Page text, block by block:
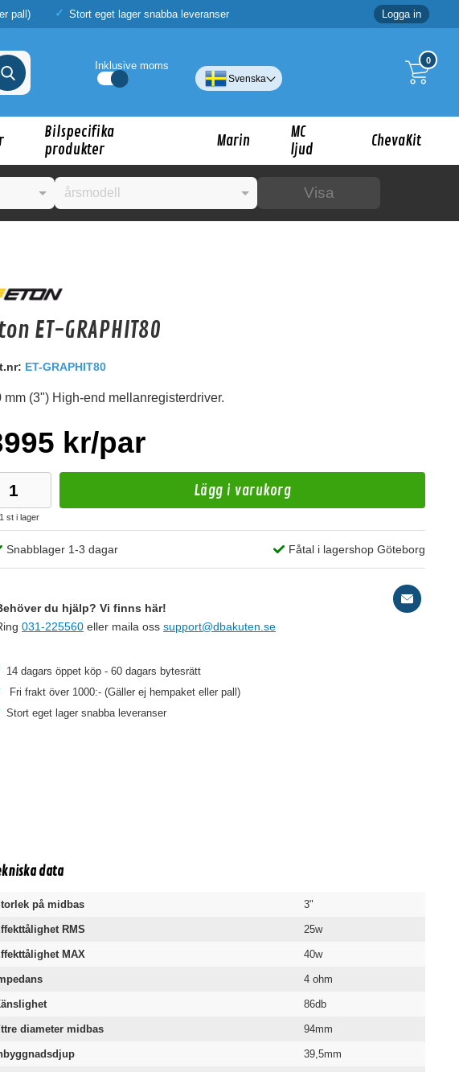
pall) Stort eget lager snabba leveranser Logga in
0
Inklusive moms
Svenska
Bilspecifika
produkter
Marin
MC
ljud
ChevaKit
Visa
dig?
ET-GRAPHIT80
ET-GRAPHIT80
mm (3") High-end mellanregisterdriver.
kr/par
1 st i lager
Lägg i varukorg
Snabblager 1-3 dagar Fåtal i lagershop Göteborg
du hjälp? Vi finns här!
031-225560 eller maila oss support@dbakuten.se
14 dagars öppet köp - 60 dagars bytesrätt
Fri frakt över 1000:- (Gäller ej hempaket eller pall)
Stort eget lager snabba leveranser
data
på midbas 3"
RMS 25w
MAX 40w
4 ohm
86db
diameter midbas 94mm
39,5mm